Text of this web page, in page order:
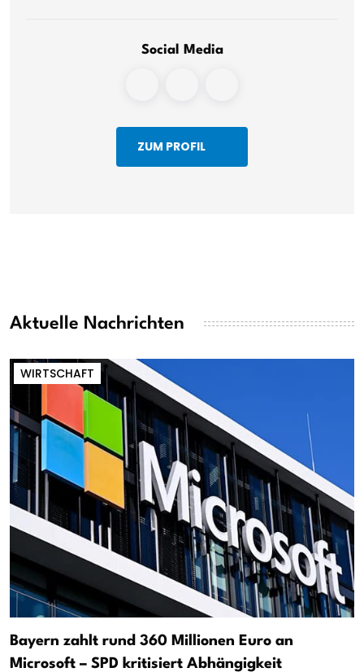
Social Media
ZUM PROFIL
Aktuelle Nachrichten
WIRTSCHAFT
Bayern zahlt rund 360 Millionen Euro an
Microsoft – SPD kritisiert Abhängigkeit